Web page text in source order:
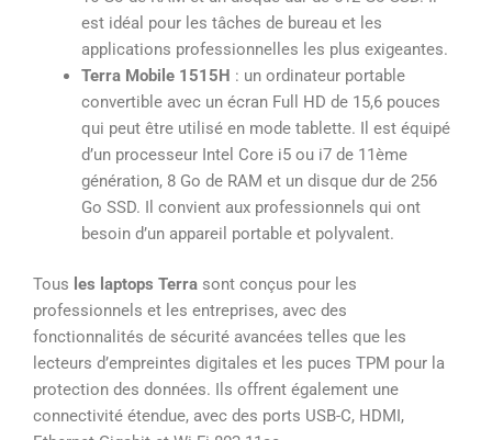
est idéal pour les tâches de bureau et les
applications professionnelles les plus exigeantes.
Terra Mobile 1515H : un ordinateur portable
convertible avec un écran Full HD de 15,6 pouces
qui peut être utilisé en mode tablette. Il est équipé
d’un processeur Intel Core i5 ou i7 de 11ème
génération, 8 Go de RAM et un disque dur de 256
Go SSD. Il convient aux professionnels qui ont
besoin d’un appareil portable et polyvalent.
Tous les laptops Terra sont conçus pour les
professionnels et les entreprises, avec des
fonctionnalités de sécurité avancées telles que les
lecteurs d’empreintes digitales et les puces TPM pour la
protection des données. Ils offrent également une
connectivité étendue, avec des ports USB-C, HDMI,